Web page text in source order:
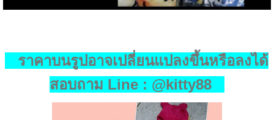
ราคาบนรูปอาจเปลี่ยนแปลงขึ้นหรือลงได้
สอบถาม Line : @kitty88